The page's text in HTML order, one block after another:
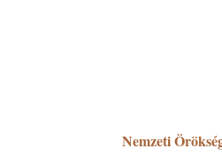
Nemzeti